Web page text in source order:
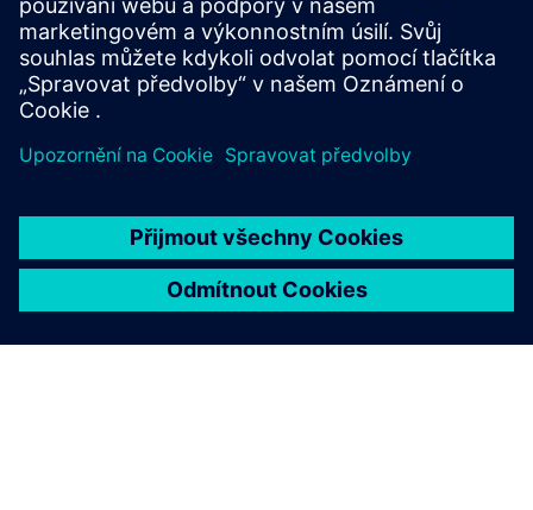
SINUMERIK with thermoplastics. Modular,adapt to new
materials, captures precise digital fingerprints
Další informace